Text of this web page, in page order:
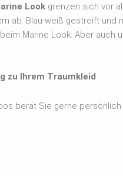
Lookgrenzen sich vor
ab. Blau-weiß gestreift und
Marine Look. Aber auch
zu Ihrem Traumkleid
berät Sie gerne persönlich